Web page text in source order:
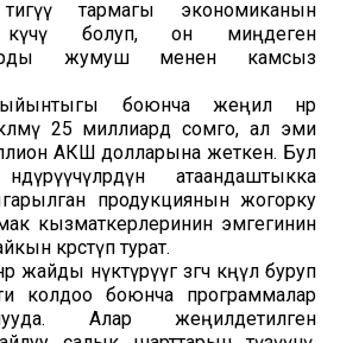
тигүү тармагы экономиканын
күчү болуп, он миңдеген
жумуш менен камсыз
боюнча жеңил өнөр
25 миллиард сомго, ал эми
АКШ долларына жеткен. Бул
атаандаштыкка
продукциянын жогорку
кызматкерлеринин эмгегинин
көрсөтүп турат.
өнүктүрүүгө өзгөчө көңүл буруп
колдоо боюнча программалар
Алар жеңилдетилген